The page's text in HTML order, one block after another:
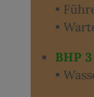
•
•
BHP 3
•